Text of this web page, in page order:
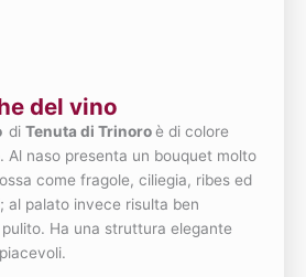
del vino
di Tenuta di Trinoroè di colore
Al naso presenta un bouquet molto
come fragole, ciliegia, ribes ed
al palato invece risulta ben
Ha una struttura elegante